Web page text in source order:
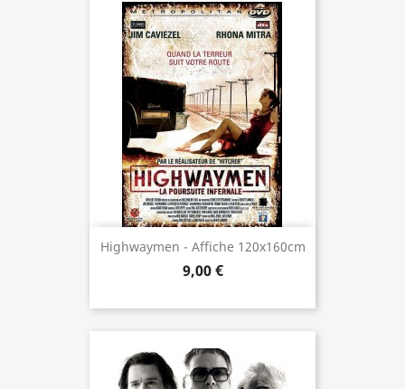
Highwaymen - Affiche 120x160cm
9,00 €